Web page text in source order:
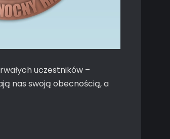
uczestników –
nas swoją obecnością, a